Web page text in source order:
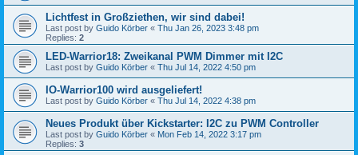
Lichtfest in Großziethen, wir sind dabei!
Last post by Guido Körber « Thu Jan 26, 2023 3:48 pm
Replies: 2
LED-Warrior18: Zweikanal PWM Dimmer mit I2C
Last post by Guido Körber « Thu Jul 14, 2022 4:50 pm
IO-Warrior100 wird ausgeliefert!
Last post by Guido Körber « Thu Jul 14, 2022 4:38 pm
Neues Produkt über Kickstarter: I2C zu PWM Controller
Last post by Guido Körber « Mon Feb 14, 2022 3:17 pm
Replies: 3